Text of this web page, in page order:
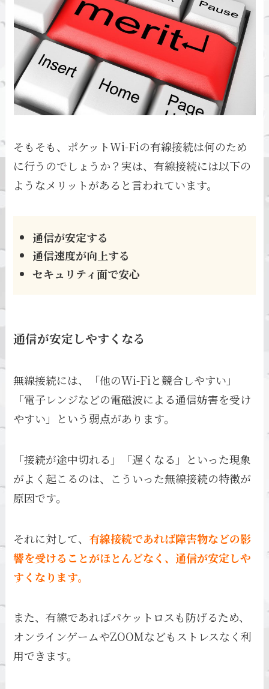
そもそも、ポケットWi-Fiの有線接続は何のため
に行うのでしょうか？実は、有線接続には以下の
ようなメリットがあると言われています。
通信が安定する
通信速度が向上する
セキュリティ面で安心
通信が安定しやすくなる
無線接続には、「他のWi-Fiと競合しやすい」
「電子レンジなどの電磁波による通信妨害を受け
やすい」という弱点があります。
「接続が途中切れる」「遅くなる」といった現象
がよく起こるのは、こういった無線接続の特徴が
原因です。
それに対して、 有線接続であれば障害物などの影
響を受けることがほとんどなく、通信が安定しや
すくなります。
また、有線であればパケットロスも防げるため、
オンラインゲームやZOOMなどもストレスなく利
用できます。